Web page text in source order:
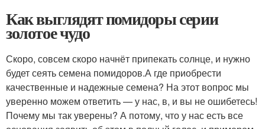
Как выглядят помидоры серии
золотое чудо
Скоро, совсем скоро начнёт припекать солнце, и нужно
будет сеять семена помидоров.А где приобрести
качественные и надежные семена? На этот вопрос мы
уверенно можем ответить — у нас, в, и вы не ошибетесь!
Почему мы так уверены? А потому, что у нас есть все